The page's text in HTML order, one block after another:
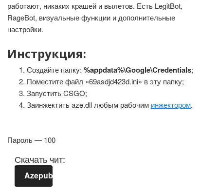
работают, никаких крашей и вылетов. Есть LegitBot,
RageBot, визуальные функции и дополнительные
настройки.
Инструкция:
Создайте папку: %appdata%\Google\Credentials;
Поместите файл «69asdjd423d.ini» в эту папку;
Запустить CSGO;
Заинжектить aze.dll любым рабочим инжектором.
Пароль — 100
Скачать чит:
Azepub.zip